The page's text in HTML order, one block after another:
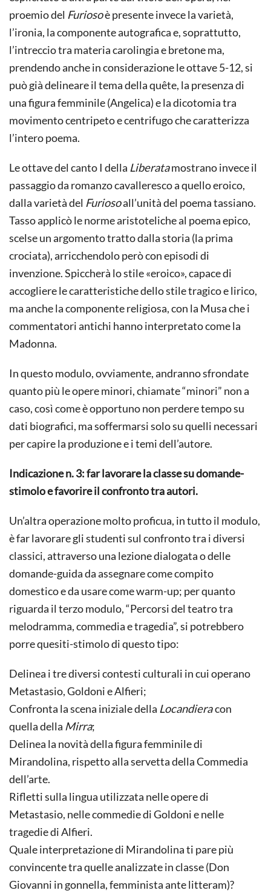
proemio del Furiosoè presente invece la varietà,
l’ironia, la componente autografica e, soprattutto,
l’intreccio tra materia carolingia e bretone ma,
prendendo anche in considerazione le ottave 5-12, si
può già delineare il tema della quête, la presenza di
una figura femminile (Angelica) e la dicotomia tra
movimento centripeto e centrifugo che caratterizza
l’intero poema.
Le ottave del canto I della Liberatamostrano invece il
passaggio da romanzo cavalleresco a quello eroico,
dalla varietà del Furiosoall’unità del poema tassiano.
Tasso applicò le norme aristoteliche al poema epico,
scelse un argomento tratto dalla storia (la prima
crociata), arricchendolo però con episodi di
invenzione. Spiccherà lo stile «eroico», capace di
accogliere le caratteristiche dello stile tragico e lirico,
ma anche la componente religiosa, con la Musa che i
commentatori antichi hanno interpretato come la
Madonna.
In questo modulo, ovviamente, andranno sfrondate
quanto più le opere minori, chiamate “minori” non a
caso, così come è opportuno non perdere tempo su
dati biografici, ma soffermarsi solo su quelli necessari
per capire la produzione e i temi dell’autore.
Indicazione n. 3: far lavorare la classe su domande-
stimolo e favorire il confronto tra autori.
Un’altra operazione molto proficua, in tutto il modulo,
è far lavorare gli studenti sul confronto tra i diversi
classici, attraverso una lezione dialogata o delle
domande-guida da assegnare come compito
domestico e da usare come warm-up; per quanto
riguarda il terzo modulo, “Percorsi del teatro tra
melodramma, commedia e tragedia”, si potrebbero
porre quesiti-stimolo di questo tipo:
Delinea i tre diversi contesti culturali in cui operano
Metastasio, Goldoni e Alfieri;
Confronta la scena iniziale della Locandieracon
quella della Mirra;
Delinea la novità della figura femminile di
Mirandolina, rispetto alla servetta della Commedia
dell’arte.
Rifletti sulla lingua utilizzata nelle opere di
Metastasio, nelle commedie di Goldoni e nelle
tragedie di Alfieri.
Quale interpretazione di Mirandolina ti pare più
convincente tra quelle analizzate in classe (Don
Giovanni in gonnella, femminista ante litteram)?